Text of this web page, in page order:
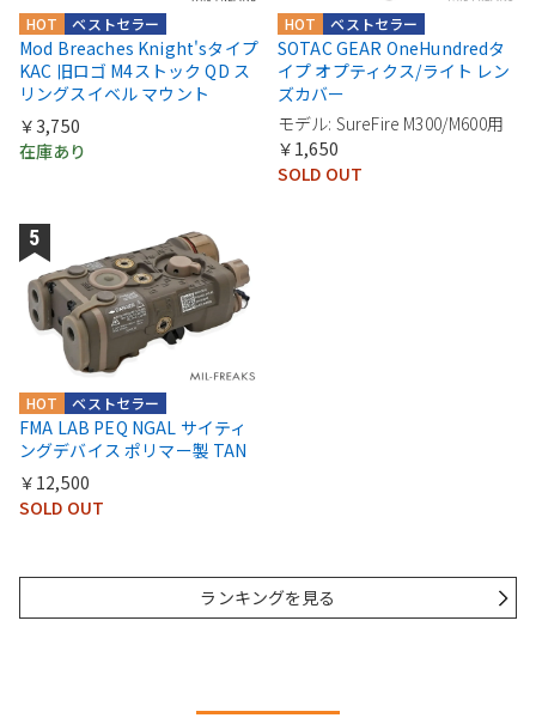
ベストセラー
HOT
Mod Breaches Knight'sタイプ
KAC 旧ロゴ M4ストック QD ス
リングスイベル マウント
￥3,750
在庫あり
ベストセラー
HOT
SOTAC GEAR OneHundredタ
イプ オプティクス/ライト レン
ズカバー
モデル: SureFire M300/M600用
￥1,650
SOLD OUT
ベストセラー
HOT
FMA LAB PEQ NGAL サイティ
ングデバイス ポリマー製 TAN
￥12,500
SOLD OUT
ランキングを見る